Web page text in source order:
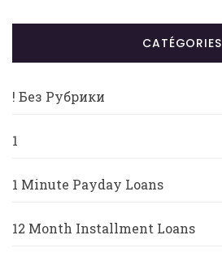
CATÉGORIES
! Без Рубрики
1
1 Minute Payday Loans
12 Month Installment Loans